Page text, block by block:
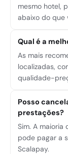
mesmo hotel,
abaixo do que
Qual é a
As mais
localizadas,
qualidade-
Posso
prestações?
Sim. A
pode pagar a
Scalapay.